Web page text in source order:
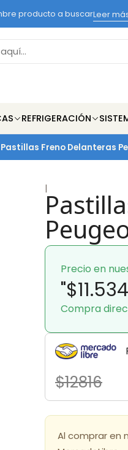
REFRIGERACIÓN
producto a buscarLeer
Pastillas Freno Delanteras
|
Precio en
Compra
$12816
Al comprar en